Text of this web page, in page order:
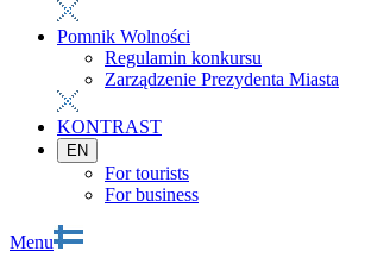
Pomnik Wolności
Regulamin konkursu
Zarządzenie Prezydenta Miasta
KONTRAST
EN
For tourists
For business
Menu